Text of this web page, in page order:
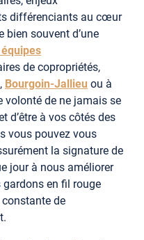
différenciants au cœur
bien souvent d’une
de copropriétés,
, Bourgoin-Jallieu ou à
volonté de ne jamais se
d’être à vos côtés des
vous pouvez vous
la signature de
jour à nous améliorer
en fil rouge
de